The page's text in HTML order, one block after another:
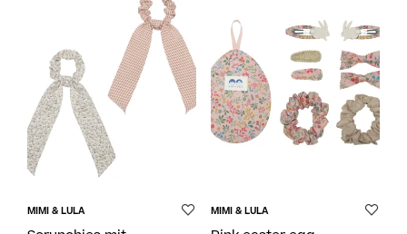
MIMI & LULA MIMI & LULA